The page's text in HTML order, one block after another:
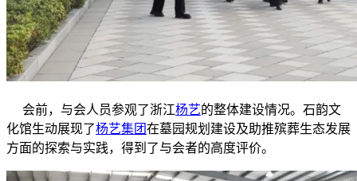
会前，与会人员参观了浙江杨艺的整体建设情况。石韵文
化馆生动展现了杨艺集团在墓园规划建设及助推殡葬生态发展
方面的探索与实践，得到了与会者的高度评价。